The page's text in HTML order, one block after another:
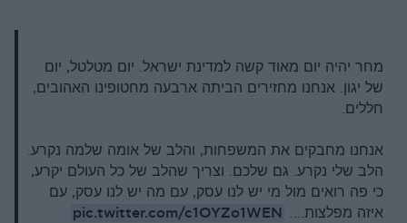
מחר יהיה יום מאוד קשה למדינת ישראל. יום מטלטל, יום
של יגון. אנחנו מחזירים הביתה ארבעה מחטופינו האהובים,
חללים.
אנחנו מחבקים את המשפחות, והלב של אומה שלמה נקרע.
הלב שלי נקרע. גם שלכם. וצריך שהלב של כל העולם יקרע,
כי פה רואים מול מי יש לנו עסק, עם מה יש לנו עסק, עם
איזה מפלצות.… pic.twitter.com/c1OYZo1WEN